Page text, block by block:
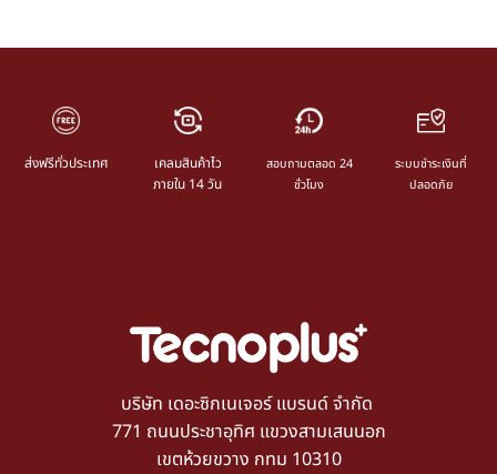
ส่งฟรีทั่วประเทศ
เคลมสินค้าไว
ภายใน 14 วัน
สอบถามตลอด 24
ชั่วโมง
ระบบชำระเงินที่
ปลอดภัย
บริษัท เดอะซิกเนเจอร์ แบรนด์ จำกัด
771 ถนนประชาอุทิศ แขวงสามเสนนอก
เขตห้วยขวาง กทม 10310